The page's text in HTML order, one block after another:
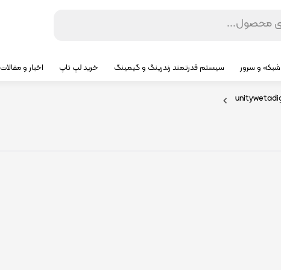
و سرور سیستم قدرتمند رندرینگ و گیمینگ خرید لپ تاپ اخبار و مقالات